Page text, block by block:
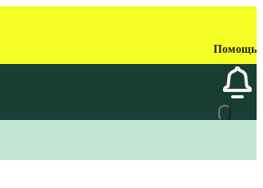
Помощь